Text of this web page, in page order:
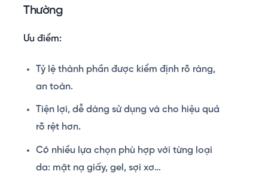
Thường
Ưu điểm:
Tỷ lệ thành phần được kiểm định rõ ràng,
an toàn.
Tiện lợi, dễ dàng sử dụng và cho hiệu quả
rõ rệt hơn.
Có nhiều lựa chọn phù hợp với từng loại
da: mặt nạ giấy, gel, sợi xơ…